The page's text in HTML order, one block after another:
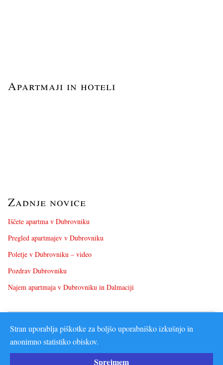
Apartmaji in hoteli
Zadnje novice
Iščete apartma v Dubrovniku
Pregled apartmajev v Dubrovniku
Poletje v Dubrovniku – video
Pozdrav Dubrovniku
Najem apartmaja v Dubrovniku in Dalmaciji
Stran uporablja piškotke za boljšo uporabniško izkušnjo in
anonimno statistiko obiskov.
Sprejmem